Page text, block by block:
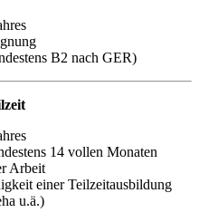
B2 nach GER)
14 vollen Monaten
Arbeit
einer Teilzeitausbildung
u.ä.)